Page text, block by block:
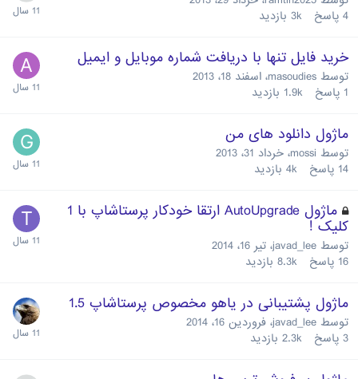
4 پاسخ 3k بازدید
خرید فایل تنها با دریافت شماره موبایل و ایمیل
توسط masoudies، اسفند 18، 2013
1 پاسخ 1.9k بازدید
ماژول دانلود های من
توسط mossi، خرداد 31، 2013
14 پاسخ 4k بازدید
ماژول AutoUpgrade ارتقا خودکار پرستاشاپ با 1
کلیک !
توسط javad_lee، تیر 16، 2014
16 پاسخ 8.3k بازدید
ماژول پشتیبانی در یاهو مخصوص پرستاشاپ 1.5
توسط javad_lee، فروردین 16، 2014
3 پاسخ 2.3k بازدید